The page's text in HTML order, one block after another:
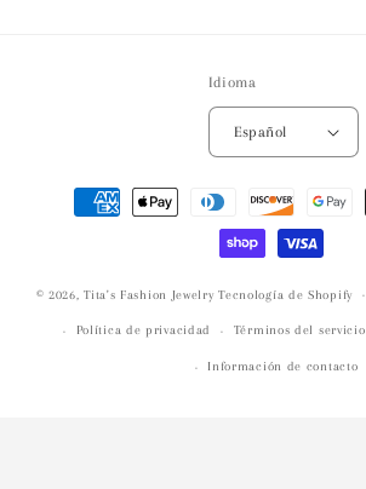
Idioma
Español
Formas
© 2026,Tita's Fashion JewelryTecnología de Shopify
Política de privacidad Términos del servicio
Información de contacto